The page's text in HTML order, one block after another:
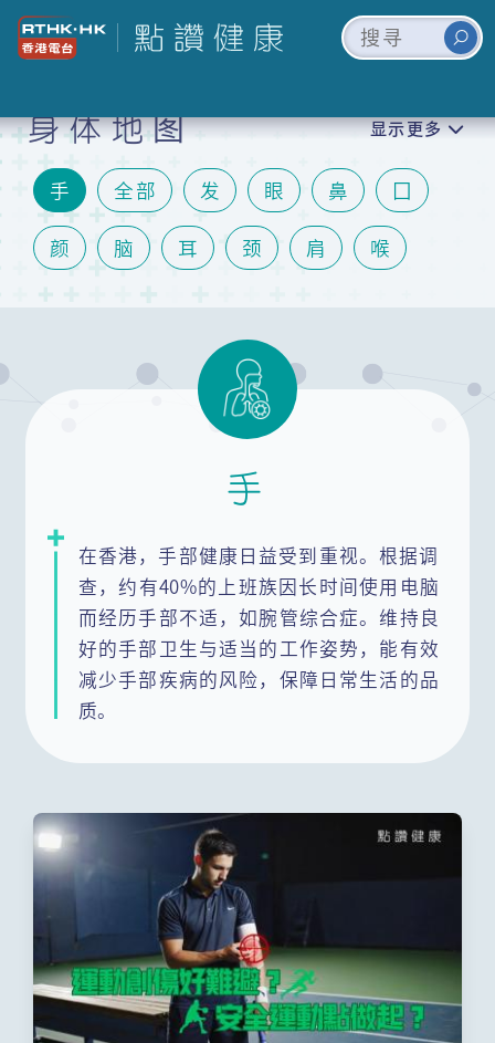
身体地图
全部 发 眼 鼻 囗
颜 脑 耳 颈 肩 喉
泌尿 关节
手
膝 脚
生殖
显示更多
手
在香港，手部健康日益受到重视。根据调
查，约有40%的上班族因长时间使用电脑
而经历手部不适，如腕管综合症。维持良
好的手部卫生与适当的工作姿势，能有效
减少手部疾病的风险，保障日常生活的品
质。